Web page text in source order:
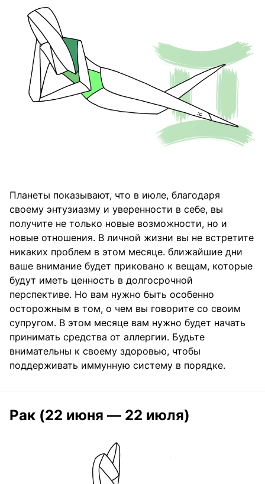
Планеты показывают, что в июле, благодаря
своему энтузиазму и уверенности в себе, вы
получите не только новые возможности, но и
новые отношения. В личной жизни вы не встретите
никаких проблем в этом месяце. ближайшие дни
ваше внимание будет приковано к вещам, которые
будут иметь ценность в долгосрочной
перспективе. Но вам нужно быть особенно
осторожным в том, о чем вы говорите со своим
супругом. В этом месяце вам нужно будет начать
принимать средства от аллергии. Будьте
внимательны к своему здоровью, чтобы
поддерживать иммунную систему в порядке.
Рак (22 июня — 22 июля)